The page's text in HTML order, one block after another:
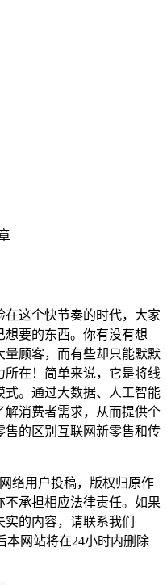
这个快节奏的时代，大家
要的东西。你有没有想
顾客，而有些却只能默默
在！简单来说，它是将线
式。通过大数据、人工智能
消费者需求，从而提供个
的区别互联网新零售和传
络用户投稿，版权归原作
承担相应法律责任。如果
的内容，请联系我们
本网站将在24小时内删除